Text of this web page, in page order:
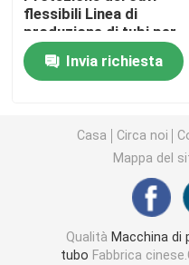
Macchina
Macchina ondulata
Macchina
I pp attaccano la linea
Macchina di plastica
flessibili Linea di
produzione di tubi per
tubi ondulati a parete
singolaInvia richiesta
Casa Circa noi
Mappa del
Qualità Macchina di
tubo Fabbrica